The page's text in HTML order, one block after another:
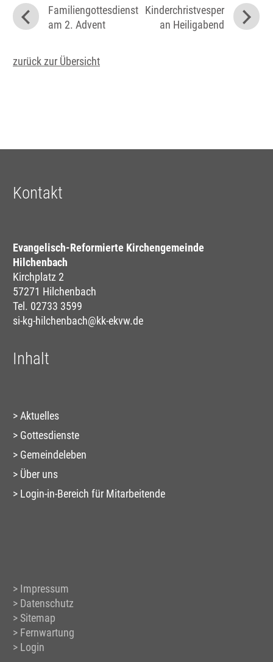
Familiengottesdienst
am 2. Advent
Kinderchristvesper
an Heiligabend
zurück zur Übersicht
Kontakt
Evangelisch-Reformierte Kirchengemeinde
Hilchenbach
Kirchplatz 2
57271 Hilchenbach
Tel. 02733 3599
si-kg-hilchenbach@kk-ekvw.de
Inhalt
Aktuelles
Gottesdienste
Gemeindeleben
Über uns
Login-in-Bereich für Mitarbeitende
Impressum
Datenschutz
Sitemap
Fernwartung
Login